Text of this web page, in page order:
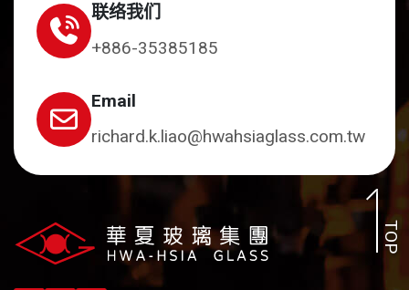
TOP
联络我们
+886-35385185
Email
richard.k.liao@hwahsiaglass.com.tw